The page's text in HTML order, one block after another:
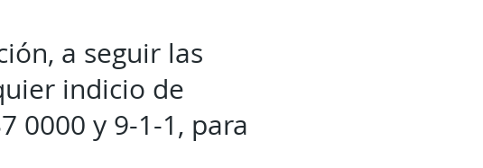
a seguir las
indicio de
0000 y 9-1-1, para